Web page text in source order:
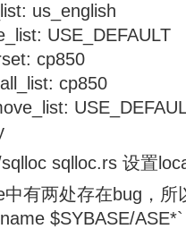
us_english
USE_DEFAULT
cp850
cp850
sqlloc.rs 设置
有两处存在bug，所
$SYBASE/